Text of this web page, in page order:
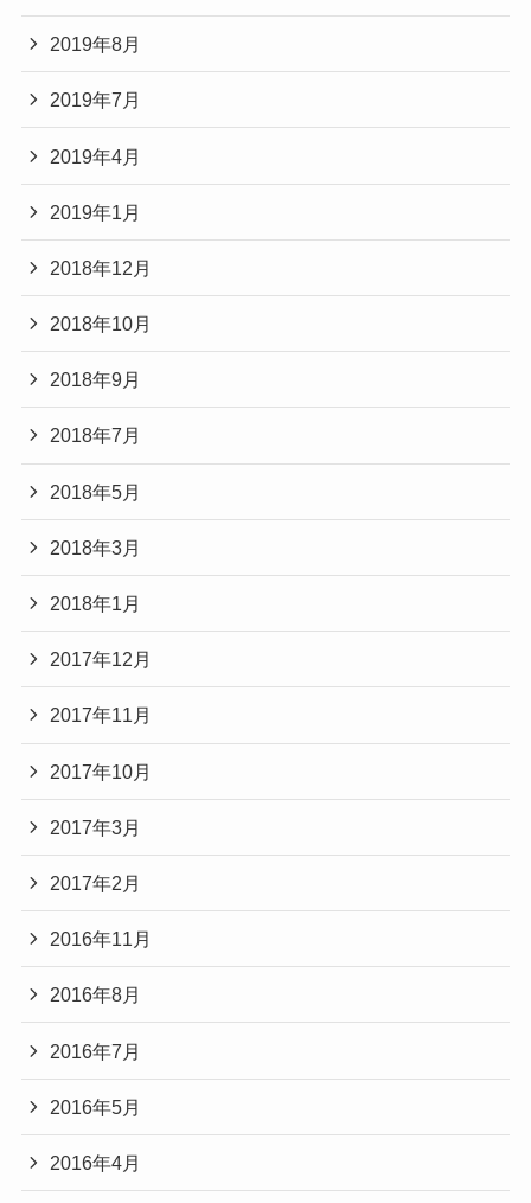
2019年8月
2019年7月
2019年4月
2019年1月
2018年12月
2018年10月
2018年9月
2018年7月
2018年5月
2018年3月
2018年1月
2017年12月
2017年11月
2017年10月
2017年3月
2017年2月
2016年11月
2016年8月
2016年7月
2016年5月
2016年4月